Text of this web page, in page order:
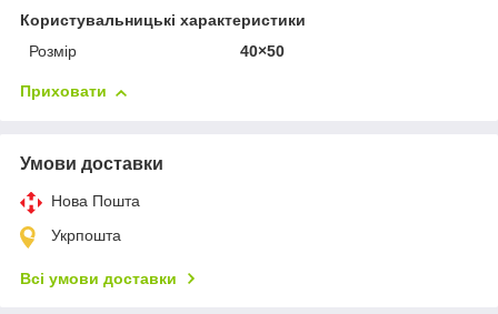
Користувальницькі характеристики
Розмір
40×50
Приховати
Умови доставки
Нова Пошта
Укрпошта
Всі умови доставки